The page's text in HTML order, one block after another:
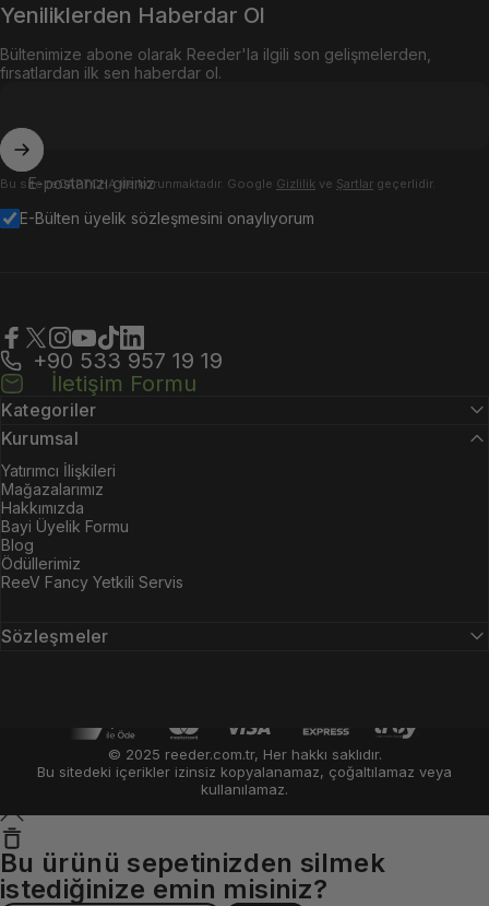
Yeniliklerden Haberdar Ol
Bültenimize abone olarak Reeder'la ilgili son gelişmelerden,
fırsatlardan ilk sen haberdar ol.
E-postanızı giriniz
Bu site reCAPTCHA ile korunmaktadır. Google Gizlilik ve Şartlar geçerlidir.
E-Bülten üyelik sözleşmesini onaylıyorum
Facebook
X (Twitter)
Instagram
YouTube
TikTok
LinkedIn
+90 533 957 19 19
İletişim Formu
Kategoriler
Kurumsal
Yatırımcı İlişkileri
Mağazalarımız
Hakkımızda
Bayi Üyelik Formu
Blog
Ödüllerimiz
ReeV Fancy Yetkili Servis
Sözleşmeler
© 2025 reeder.com.tr, Her hakkı saklıdır.
Bu sitedeki içerikler izinsiz kopyalanamaz, çoğaltılamaz veya
kullanılamaz.
Bu ürünü sepetinizden silmek
istediğinize emin misiniz?